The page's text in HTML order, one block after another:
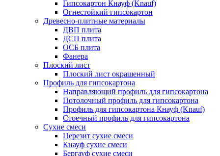
Гипсокартон Кнауф (Knauf)
Огнестойкий гипсокартон
Древесно-плитные материалы
ДВП плита
ДСП плита
ОСБ плита
Фанера
Плоский лист
Плоский лист окрашенный
Профиль для гипсокартона
Направляющий профиль для гипсокартона
Потолочный профиль для гипсокартона
Профиль для гипсокартона Кнауф (Knauf)
Стоечный профиль для гипсокартона
Сухие смеси
Церезит сухие смеси
Кнауф сухие смеси
Бергауф сухие смеси